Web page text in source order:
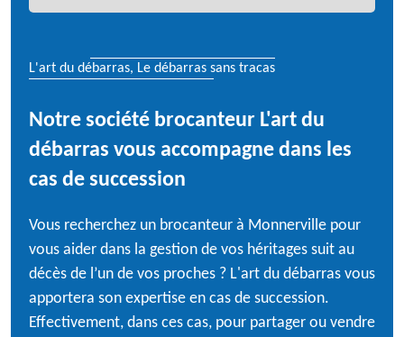
L'art du débarras, Le débarras sans tracas
Notre société brocanteur L'art du
débarras vous accompagne dans les
cas de succession
Vous recherchez un brocanteur à Monnerville pour
vous aider dans la gestion de vos héritages suit au
décès de l’un de vos proches ? L'art du débarras vous
apportera son expertise en cas de succession.
Effectivement, dans ces cas, pour partager ou vendre